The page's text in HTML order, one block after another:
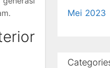
Mei 2023